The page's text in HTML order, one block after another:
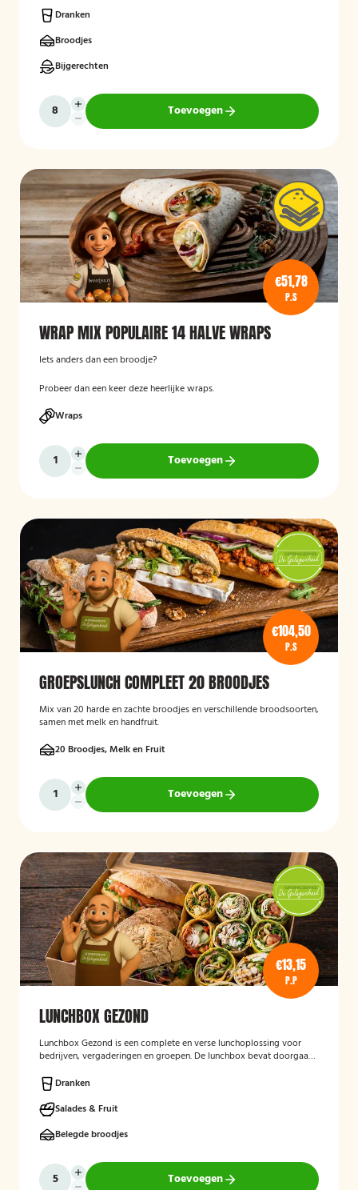
Dranken
Broodjes
Bijgerechten
Toevoegen
€51,78
P.S
WRAP MIX POPULAIRE 14 HALVE WRAPS
Iets anders dan een broodje?
Probeer dan een keer deze heerlijke wraps.
Wraps
Toevoegen
€104,50
P.S
GROEPSLUNCH COMPLEET 20 BROODJES
Mix van 20 harde en zachte broodjes en verschillende broodsoorten,
samen met melk en handfruit.
20 Broodjes, Melk en Fruit
Toevoegen
€13,15
P.P
LUNCHBOX GEZOND
Lunchbox Gezond is een complete en verse lunchoplossing voor
bedrijven, vergaderingen en groepen. De lunchbox bevat doorgaans
fruit en andere gezonde producten, waarbij rekening kan worden
gehouden met dieetwensen en allergieën. De focus ligt op een
smaakvolle, voedzame en verzorgd gepresenteerde lunch die
eenvoudig op locatie wordt bezorgd.
Dranken
Salades & Fruit
Belegde broodjes
Toevoegen